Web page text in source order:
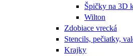
Špičky na 3D
Wilton
Zdobiace vrecká
Stencils, pečiatky,
Krajky